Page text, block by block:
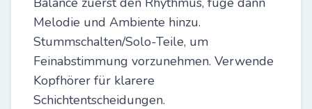
Melodie und Ambiente hinzu.
Stummschalten/Solo-Teile, um
Feinabstimmung vorzunehmen. Verwende
Kopfhörer für klarere
Schichtentscheidungen.